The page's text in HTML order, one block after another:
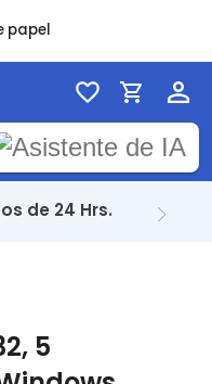
papel
de 24 Hrs.
5